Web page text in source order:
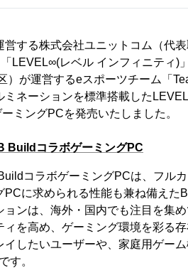
する株式会社ユニットコム（代
LEVEL∞(レベル インフィニティ)
）が運営するeスポーツチーム「
ネーションを標準搭載した
ミングPCを発売いたしました。
BuildコラボゲーミングPC
コラボゲーミングPCは、フル
に求められる性能も兼ね備えた
ンは、海外・国内でも注目を集
を高め、ゲーミング環境を彩る
イしたいユーザーや、家庭用ゲー
す。